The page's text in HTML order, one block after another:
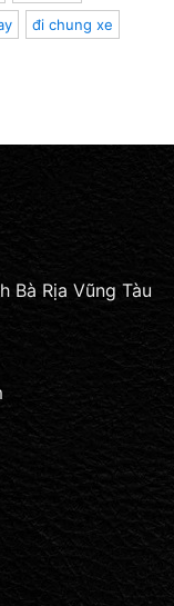
đi chung xe
Bà Rịa Vũng Tàu